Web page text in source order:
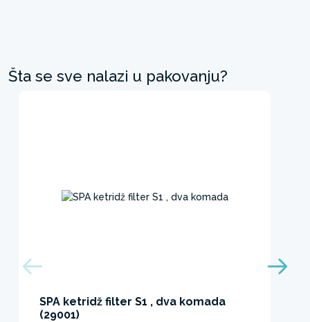
Šta se sve nalazi u pakovanju?
SPA ketridž filter S1 , dva komada
(29001)